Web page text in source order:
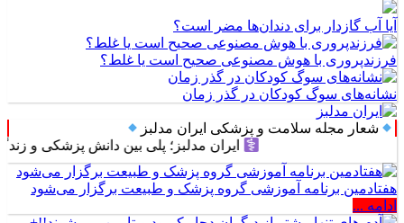
آیا آب گازدار برای دندان‌ها مضر است؟
فرزندپروری با هوش مصنوعی صحیح است یا غلط؟
نشانه‌های سوگ کودکان در گذر زمان
شعار مجله سلامت و پزشکی ایران مدلبز
ایران مدلبز؛ پلی بین دانش پزشکی و زندگی
هفتادمین برنامه آموزشی گروه پزشک و طبیعت برگزار می‌شود
ادامه ...